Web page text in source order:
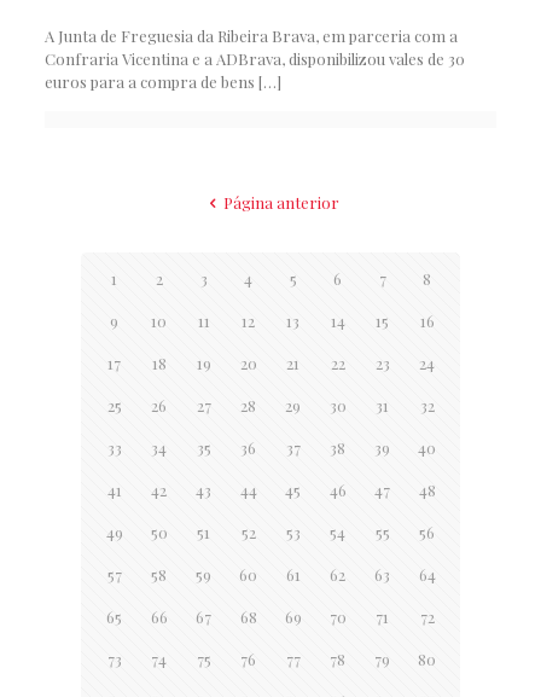
A Junta de Freguesia da Ribeira Brava, em parceria com a
Confraria Vicentina e a ADBrava, disponibilizou vales de 30
euros para a compra de bens […]
Página anterior
1 2 3 4 5 6 7 8
9 10 11 12 13 14 15 16
17 18 19 20 21 22 23 24
25 26 27 28 29 30 31 32
33 34 35 36 37 38 39 40
41 42 43 44 45 46 47 48
49 50 51 52 53 54 55 56
57 58 59 60 61 62 63 64
65 66 67 68 69 70 71 72
73 74 75 76 77 78 79 80